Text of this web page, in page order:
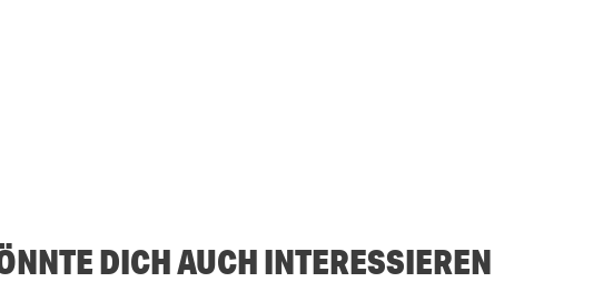
DICH AUCH INTERESSIEREN